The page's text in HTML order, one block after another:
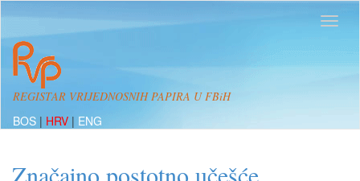
REGISTAR VRIJEDNOSNIH PAPIRA U FBiH
BOS | HRV | ENG
Značajno postotno učešće